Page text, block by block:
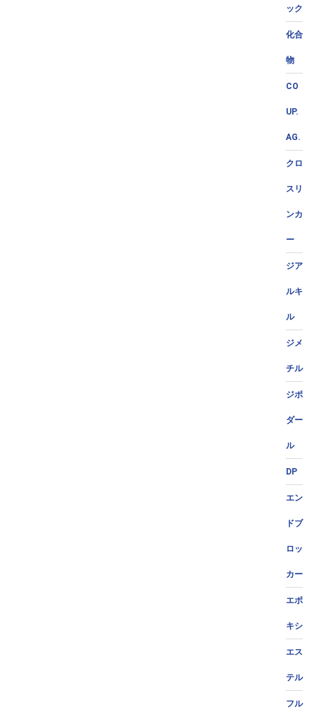
ック
化合
物
CO
UP.
AG.
クロ
スリ
ンカ
ー
ジア
ルキ
ル
ジメ
チル
ジポ
ダー
ル
DP
エン
ドブ
ロッ
カー
エポ
キシ
エス
テル
フル